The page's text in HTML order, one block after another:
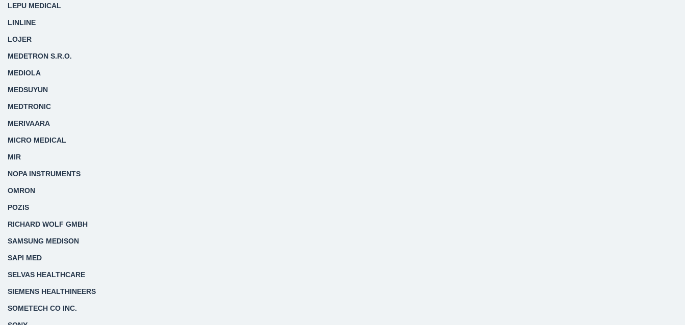
LEPU MEDICAL
LINLINE
LOJER
MEDETRON S.R.O.
MEDIOLA
MEDSUYUN
MEDTRONIC
MERIVAARA
MICRO MEDICAL
MIR
NOPA INSTRUMENTS
OMRON
POZIS
RICHARD WOLF GMBH
SAMSUNG MEDISON
SAPI MED
SELVAS HEALTHCARE
SIEMENS HEALTHINEERS
SOMETECH CO INC.